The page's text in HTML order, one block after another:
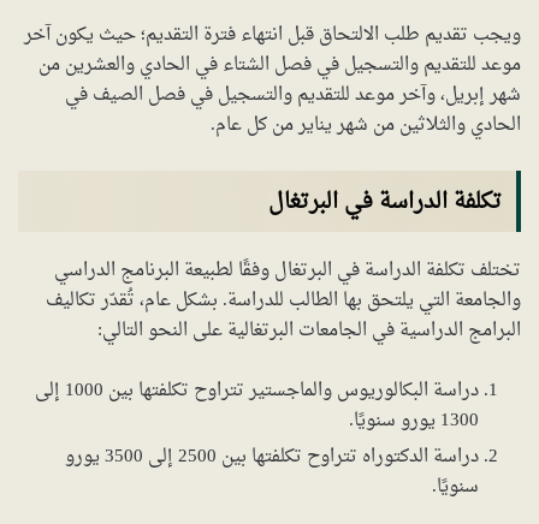
ويجب تقديم طلب الالتحاق قبل انتهاء فترة التقديم؛ حيث يكون آخر
موعد للتقديم والتسجيل في فصل الشتاء في الحادي والعشرين من
شهر إبريل، وآخر موعد للتقديم والتسجيل في فصل الصيف في
الحادي والثلاثين من شهر يناير من كل عام.
تكلفة الدراسة في البرتغال
تختلف تكلفة الدراسة في البرتغال وفقًا لطبيعة البرنامج الدراسي
والجامعة التي يلتحق بها الطالب للدراسة. بشكل عام، تُقدّر تكاليف
البرامج الدراسية في الجامعات البرتغالية على النحو التالي:
دراسة البكالوريوس والماجستير تتراوح تكلفتها بين 1000 إلى
1300 يورو سنويًا.
دراسة الدكتوراه تتراوح تكلفتها بين 2500 إلى 3500 يورو
سنويًا.